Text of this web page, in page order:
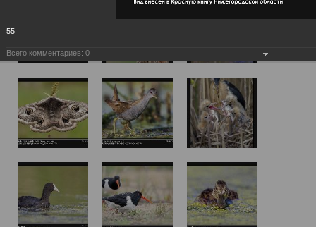
55
Всего комментариев: 0